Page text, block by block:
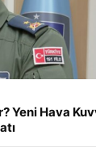
Yeni Hava